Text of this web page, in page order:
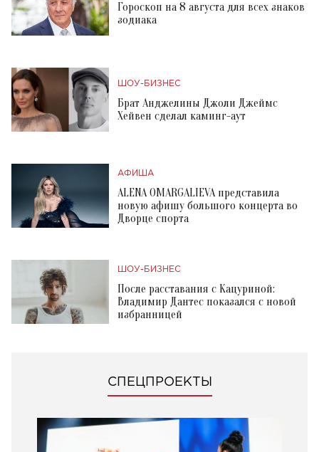
Гороскоп на 8 августа для всех знаков
зодиака
ШОУ-БИЗНЕС
Брат Анджелины Джоли Джеймс
Хейвен сделал каминг-аут
АФИША
ALENA OMARGALIEVA представила
новую афишу большого концерта во
Дворце спорта
ШОУ-БИЗНЕС
После расставания с Кацуриной:
Владимир Дантес показался с новой
избранницей
СПЕЦПРОЕКТЫ